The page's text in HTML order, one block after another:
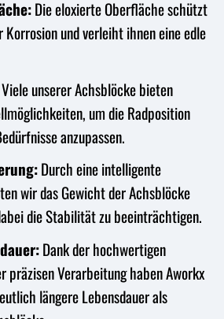
Die eloxierte Oberfläche schützt
Korrosion und verleiht ihnen eine edle
unserer Achsblöcke bieten
um die Radposition
anzupassen.
Durch eine intelligente
wir das Gewicht der Achsblöcke
die Stabilität zu beeinträchtigen.
Dank der hochwertigen
präzisen Verarbeitung haben Aworkx
längere Lebensdauer als